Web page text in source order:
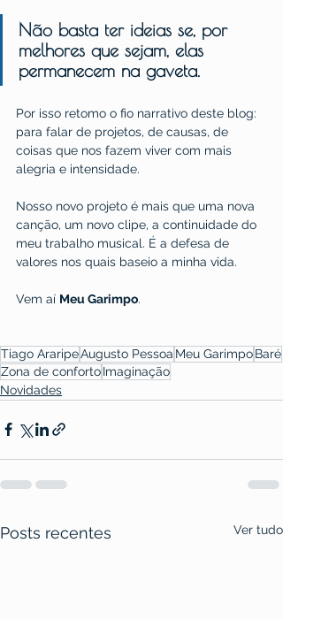
Não basta ter ideias se, por
melhores que sejam, elas
permanecem na gaveta.
Por isso retomo o fio narrativo deste blog:
para falar de projetos, de causas, de
coisas que nos fazem viver com mais
alegria e intensidade.
Nosso novo projeto é mais que uma nova
canção, um novo clipe, a continuidade do
meu trabalho musical. É a defesa de
valores nos quais baseio a minha vida.
Vem aí Meu Garimpo.
Tiago AraripeAugusto Pessoa Meu GarimpoBaré
Zona de confortoImaginação
Novidades
Posts recentes Ver tudo